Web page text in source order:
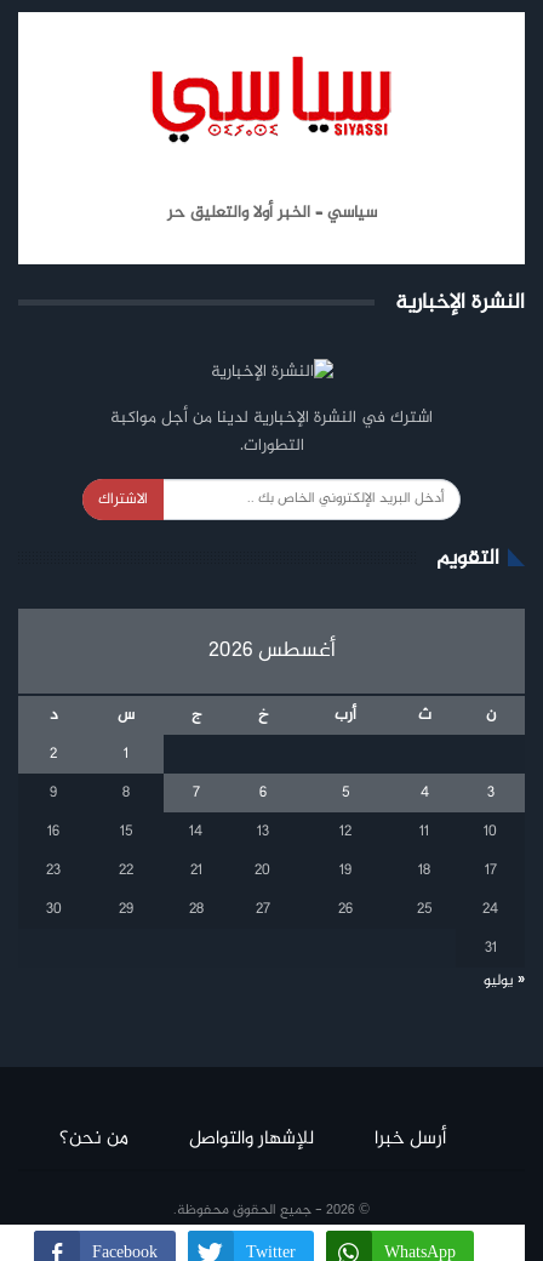
Facebook Twitter WhatsApp
سياسي – الخبر أولا والتعليق حر
النشرة الإخبارية
اشترك في النشرة الإخبارية لدينا من أجل مواكبة
التطورات.
الاشتراك
التقويم
أغسطس 2026
ن ث أرب خ ج س
د
1
2
3
4
5
6
7
8
9
10
11
12
13
14
15
16
17
18
19
20
21
22
23
24
25
26
27
28
29
30
31
« يوليو
أرسل خبرا للإشهار والتواصل من نحن؟
© 2026 - جميع الحقوق محفوظة.